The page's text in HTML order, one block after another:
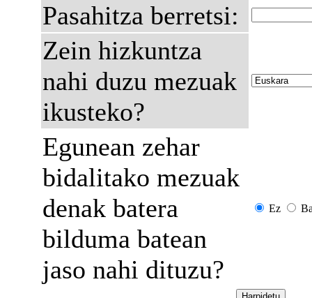
Pasahitza berretsi:
Zein hizkuntza
nahi duzu mezuak
ikusteko?
Egunean zehar
bidalitako mezuak
denak batera
bilduma batean
jaso nahi dituzu?
Ez